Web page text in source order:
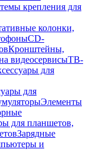
крепления для
колонки,
CD-
Кронштейны,
видеосервисыТВ-
для
для
Элементы
для планшетов,
Зарядные
и